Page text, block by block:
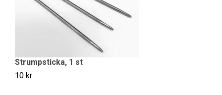
Strumpsticka, 1 st
10 kr